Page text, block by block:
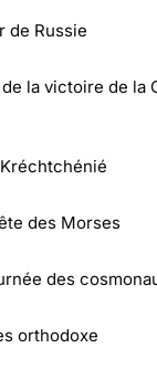
de Russie
de la victoire de la
des Morses
des
orthodoxe